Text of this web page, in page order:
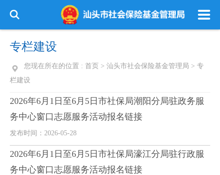
专栏建设
您现在所在的位置 : 首页 > 汕头市社会保险基金管理局 > 专
栏建设
2026年6月1日至6月5日市社保局潮阳分局驻政务服
务中心窗口志愿服务活动报名链接
发布时间：2026-05-28
2026年6月1日至6月5日市社保局濠江分局驻行政服
务中心窗口志愿服务活动报名链接